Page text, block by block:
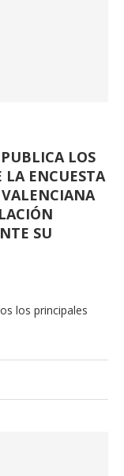
LOS
LA ENCUESTA
SU
los principales